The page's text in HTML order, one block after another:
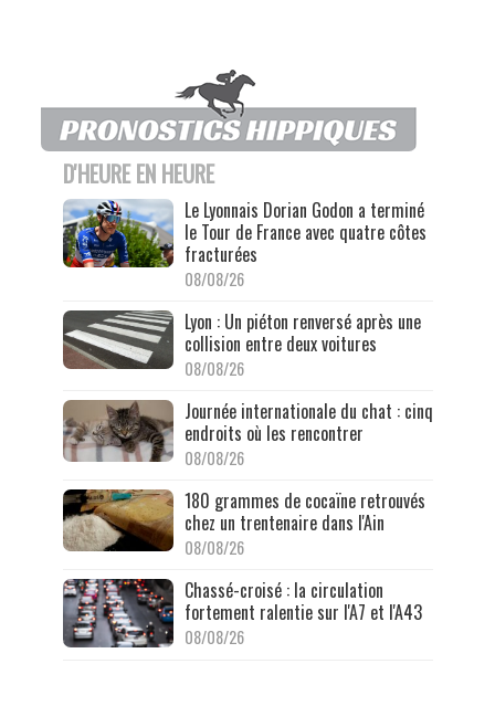
D'HEURE EN HEURE
Le Lyonnais Dorian Godon a terminé
le Tour de France avec quatre côtes
fracturées
08/08/26
Lyon : Un piéton renversé après une
collision entre deux voitures
08/08/26
Journée internationale du chat : cinq
endroits où les rencontrer
08/08/26
180 grammes de cocaïne retrouvés
chez un trentenaire dans l'Ain
08/08/26
Chassé-croisé : la circulation
fortement ralentie sur l'A7 et l'A43
08/08/26